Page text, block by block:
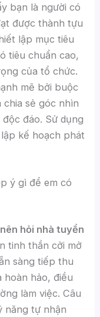
bạn là người có
được thành tựu
lập mục tiêu
tiêu chuẩn cao,
của tổ chức.
mẽ bởi buộc
sẻ góc nhìn
đáo. Sử dụng
kế hoạch phát
ý gì để em có
hỏi nhà tuyển
tinh thần cởi mở
sàng tiếp thu
hoàn hảo, điều
làm việc. Câu
năng tự nhận